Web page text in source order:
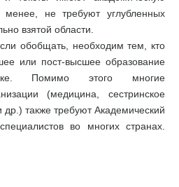
менее, не требуют углубленных
взятой области.
обобщать, необходим тем, кто
или пост-высшее образование
Помимо этого многие
(медицина, сестринское
также требуют Академический
во многих странах.